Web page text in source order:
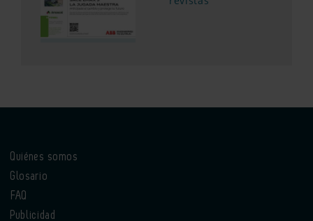
Quiénes somos
Glosario
FAQ
Publicidad